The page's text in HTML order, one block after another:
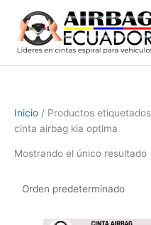
contenido
Inicio / Productos
cinta airbag kia optima
Mostrando el único resultado